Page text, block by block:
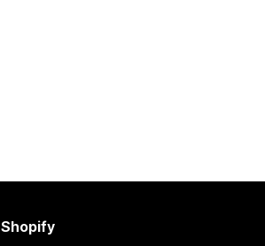
Shopify